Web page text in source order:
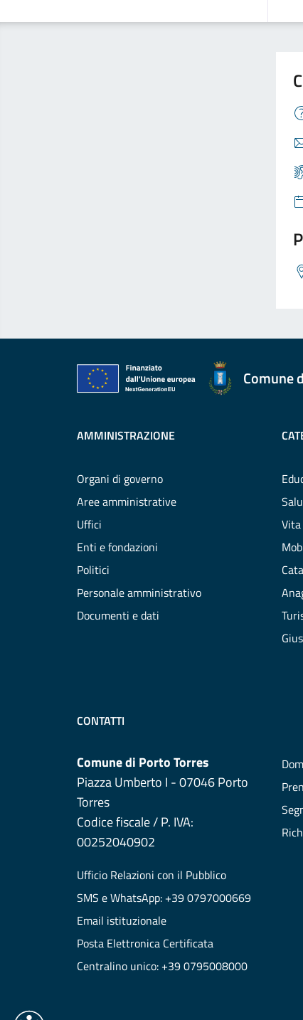
Comune
AMMINISTRAZIONE
Organi di governo
Aree amministrative
Uffici
Enti e fondazioni
Politici
Personale amministrativo
Documenti e dati
CONTATTI
Comune di Porto Torres
Piazza Umberto I - 07046 Porto
Torres
Codice fiscale / P. IVA:
00252040902
Ufficio Relazioni con il Pubblico
SMS e WhatsApp: +39 0797000669
Email istituzionale
Posta Elettronica Certificata
Centralino unico: +39 0795008000